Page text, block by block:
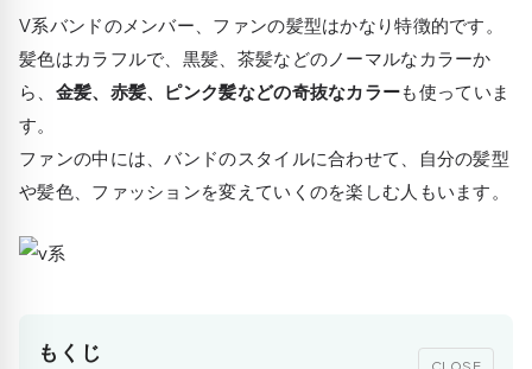
V系バンドのメンバー、ファンの髪型はかなり特徴的です。
髪色はカラフルで、黒髪、茶髪などのノーマルなカラーか
ら、 金髪、赤髪、ピンク髪などの奇抜なカラーも使っていま
す。
ファンの中には、バンドのスタイルに合わせて、自分の髪型
や髪色、ファッションを変えていくのを楽しむ人もいます。
もくじ
CLOSE